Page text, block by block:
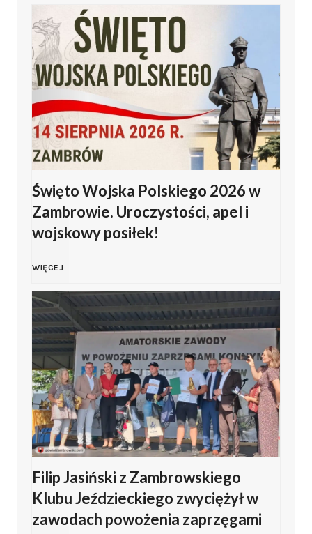
Święto Wojska Polskiego 2026 w
Zambrowie. Uroczystości, apel i
wojskowy posiłek!
WIĘCEJŚ
w
i
ę
t
o
W
Filip Jasiński z Zambrowskiego
Klubu Jeździeckiego zwyciężył w
zawodach powożenia zaprzęgami